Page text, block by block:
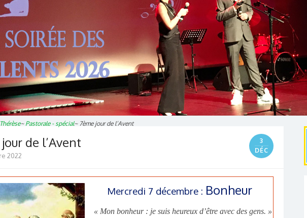
~ Pastorale - spécial~ 7ème jour de l’Avent
de l’Avent
3
DÉC
2022
Mercredi 7 décembre : Bonheur
« Mon bonheur : je suis heureux d’être avec des gens. »